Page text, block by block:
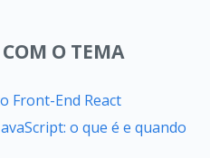
O TEMA
Front-End React
o que é e quando